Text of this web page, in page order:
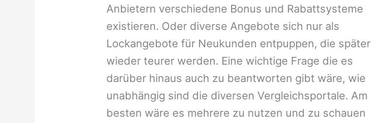
Anbietern verschiedene Bonus und Rabattsysteme
existieren. Oder diverse Angebote sich nur als
Lockangebote für Neukunden entpuppen, die später
wieder teurer werden. Eine wichtige Frage die es
darüber hinaus auch zu beantworten gibt wäre, wie
unabhängig sind die diversen Vergleichsportale. Am
besten wäre es mehrere zu nutzen und zu schauen